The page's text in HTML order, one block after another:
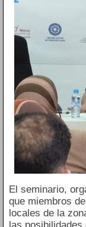
El seminario,
que miembros
locales de la
las